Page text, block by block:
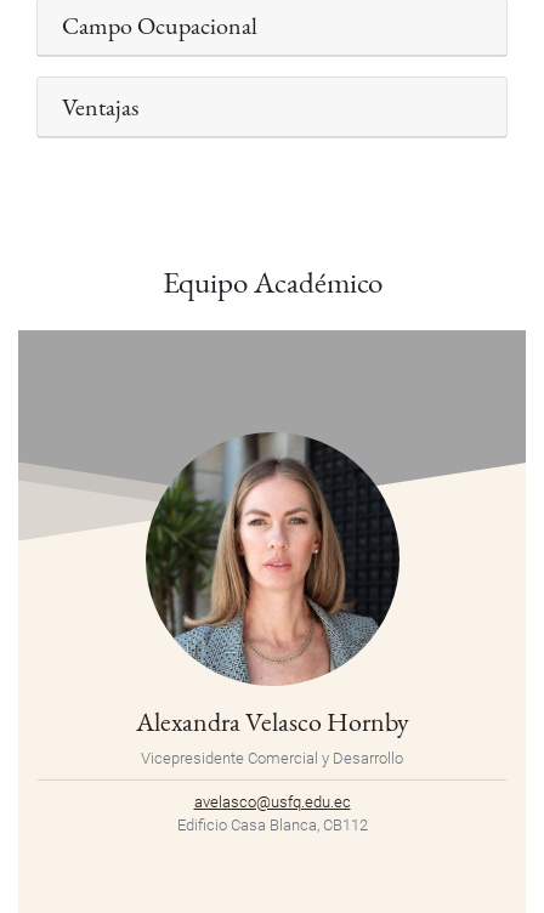
Campo Ocupacional
Ventajas
Equipo Académico
Alexandra Velasco Hornby
Vicepresidente Comercial y Desarrollo
avelasco@usfq.edu.ec
Edificio Casa Blanca, CB112